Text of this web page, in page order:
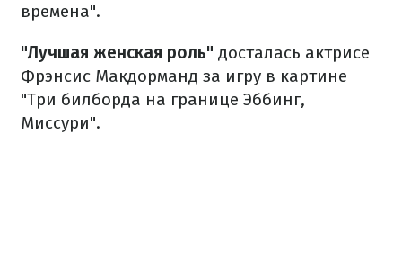
времена".
"Лучшая женская роль" досталась актрисе
Фрэнсис Макдорманд за игру в картине
"Три билборда на границе Эббинг,
Миссури".